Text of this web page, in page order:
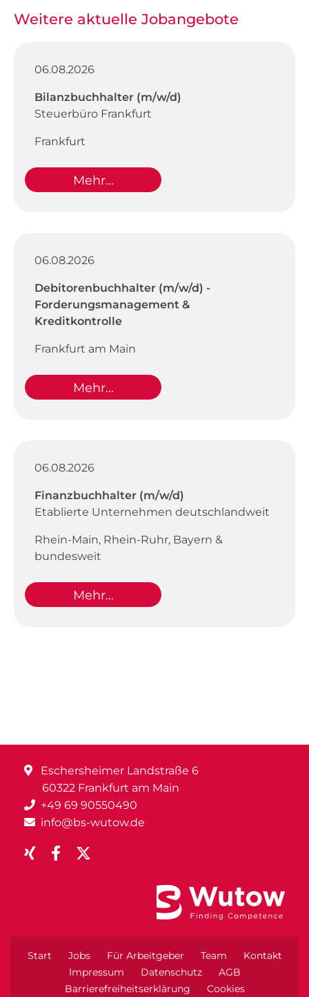
Weitere aktuelle Jobangebote
06.08.2026
Bilanzbuchhalter (m/w/d)
Steuerbüro Frankfurt
Frankfurt
Mehr...
06.08.2026
Debitorenbuchhalter (m/w/d) -
Forderungsmanagement &
Kreditkontrolle
Frankfurt am Main
Mehr...
06.08.2026
Finanzbuchhalter (m/w/d)
Etablierte Unternehmen deutschlandweit
Rhein-Main, Rhein-Ruhr, Bayern &
bundesweit
Mehr...
Eschersheimer Landstraße 6
60322 Frankfurt am Main
+49 69 90550490
info@bs-wutow.de
Start Jobs Für Arbeitgeber Team
Kontakt
Impressum
Datenschutz
AGB
Barrierefreiheitserklärung
Cookies